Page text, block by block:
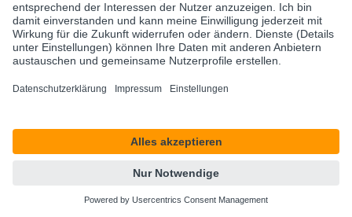
IATF 16949 – Anforderungen & Mehrwerte der
Zertifizierung
Kaum eine andere Branche erlebt derzeit einen so
Automobilindustrie. Neue Technologien,
steigende Kundenerwartungen und eine immer
komplexer werdende globale Lieferkette
zwingen…